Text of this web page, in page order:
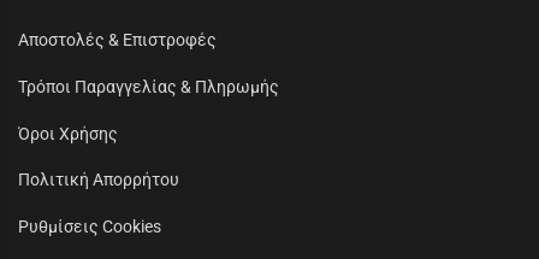
Αποστολές & Επιστροφές
Τρόποι Παραγγελίας & Πληρωμής
Όροι Χρήσης
Πολιτική Απορρήτου
Ρυθμίσεις Cookies